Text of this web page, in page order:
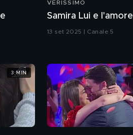
VERISSIMO
Samira Lui e l'amore
13 set 2025 | Canale 5
3 MIN